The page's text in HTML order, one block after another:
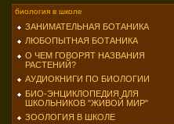
биология в школе
ЗАНИМАТЕЛЬНАЯ БОТАНИКА
ЛЮБОПЫТНАЯ БОТАНИКА
О ЧЕМ ГОВОРЯТ НАЗВАНИЯ
РАСТЕНИЙ?
АУДИОКНИГИ ПО БИОЛОГИИ
БИО-ЭНЦИКЛОПЕДИЯ ДЛЯ
ШКОЛЬНИКОВ "ЖИВОЙ МИР"
ЗООЛОГИЯ В ШКОЛЕ